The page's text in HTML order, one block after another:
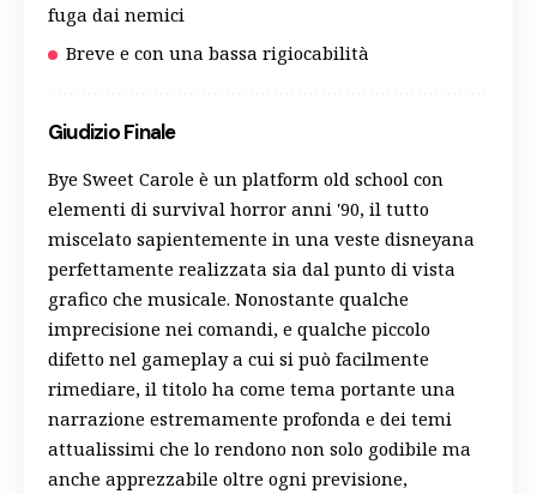
fuga dai nemici
Breve e con una bassa rigiocabilità
Giudizio Finale
Bye Sweet Carole è un platform old school con
elementi di survival horror anni '90, il tutto
miscelato sapientemente in una veste disneyana
perfettamente realizzata sia dal punto di vista
grafico che musicale. Nonostante qualche
imprecisione nei comandi, e qualche piccolo
difetto nel gameplay a cui si può facilmente
rimediare, il titolo ha come tema portante una
narrazione estremamente profonda e dei temi
attualissimi che lo rendono non solo godibile ma
anche apprezzabile oltre ogni previsione,